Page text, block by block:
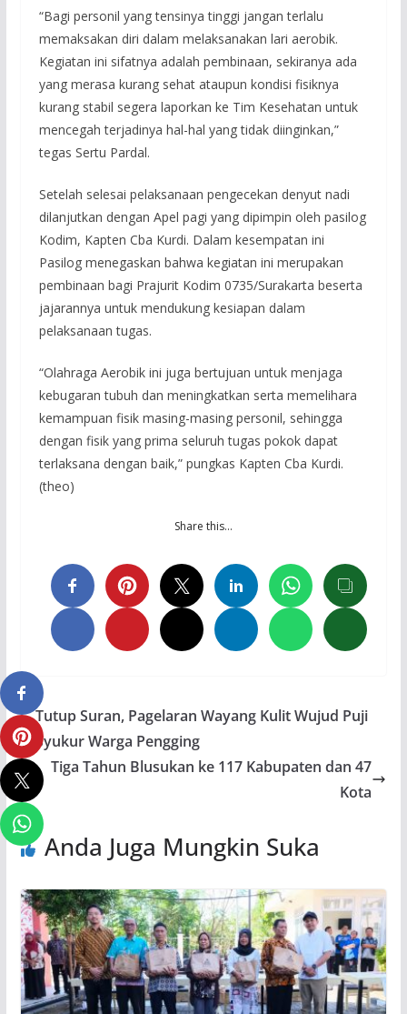
“Bagi personil yang tensinya tinggi jangan terlalu
memaksakan diri dalam melaksanakan lari aerobik.
Kegiatan ini sifatnya adalah pembinaan, sekiranya ada
yang merasa kurang sehat ataupun kondisi fisiknya
kurang stabil segera laporkan ke Tim Kesehatan untuk
mencegah terjadinya hal-hal yang tidak diinginkan,”
tegas Sertu Pardal.
Setelah selesai pelaksanaan pengecekan denyut nadi
dilanjutkan dengan Apel pagi yang dipimpin oleh pasilog
Kodim, Kapten Cba Kurdi. Dalam kesempatan ini
Pasilog menegaskan bahwa kegiatan ini merupakan
pembinaan bagi Prajurit Kodim 0735/Surakarta beserta
jajarannya untuk mendukung kesiapan dalam
pelaksanaan tugas.
“Olahraga Aerobik ini juga bertujuan untuk menjaga
kebugaran tubuh dan meningkatkan serta memelihara
kemampuan fisik masing-masing personil, sehingga
dengan fisik yang prima seluruh tugas pokok dapat
terlaksana dengan baik,” pungkas Kapten Cba Kurdi.
(theo)
Share this…
Tutup Suran, Pagelaran Wayang Kulit Wujud Puji
Syukur Warga Pengging
Tiga Tahun Blusukan ke 117 Kabupaten dan 47
Kota
Anda Juga Mungkin Suka